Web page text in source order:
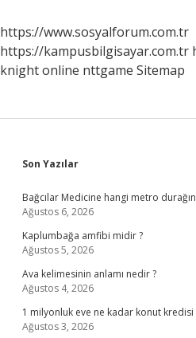
https://www.sosyalforum.com.tr
https://kampusbilgisayar.com.tr
knight online nttgame Sitemap
Sidebar
Son Yazılar
Bağcılar Medicine hangi metro
Ağustos 6, 2026
Kaplumbağa amfibi midir ?
Ağustos 5, 2026
Ava kelimesinin anlamı nedir ?
Ağustos 4, 2026
1 milyonluk eve ne kadar konut kredisi
Ağustos 3, 2026